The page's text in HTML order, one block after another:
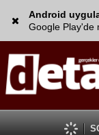
Android
Google Play'de